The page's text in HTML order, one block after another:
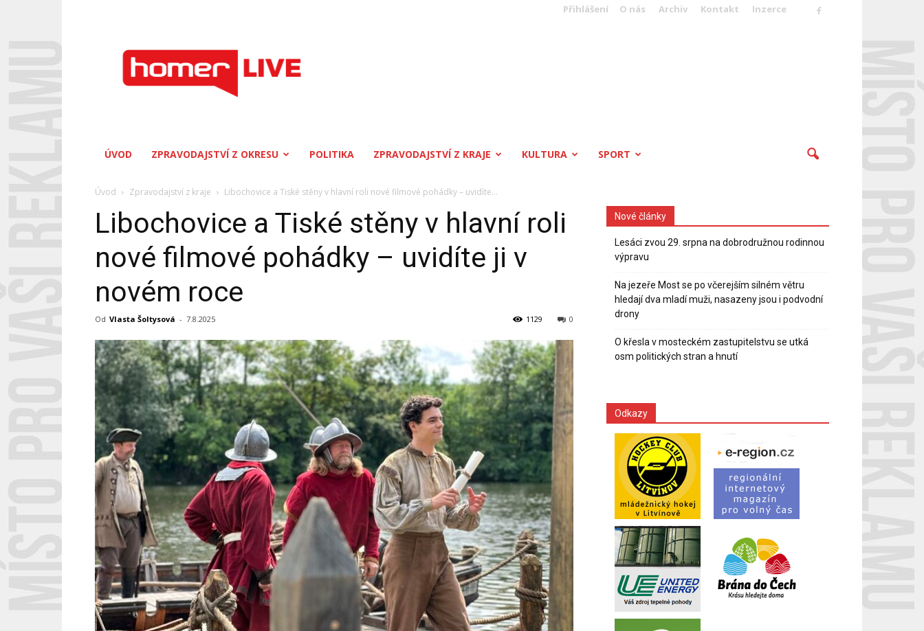
Přihlášení O nás Archiv Kontakt Inzerce
Homerlive
ÚVOD ZPRAVODAJSTVÍ Z OKRESU POLITIKA ZPRAVODAJSTVÍ Z KRAJE KULTURA SPORT
Úvod Zpravodajství z kraje Libochovice a Tiské stěny v hlavní roli nové filmové pohádky – uvidíte...
Libochovice a Tiské stěny v hlavní roli
nové filmové pohádky – uvidíte ji v
novém roce
Od Vlasta Šoltysová - 7.8.2025 0
1129
Nové články
Lesáci zvou 29. srpna na dobrodružnou rodinnou
výpravu
Na jezeře Most se po včerejším silném větru
hledají dva mladí muži, nasazeny jsou i podvodní
drony
O křesla v mosteckém zastupitelstvu se utká
osm politických stran a hnutí
Odkazy